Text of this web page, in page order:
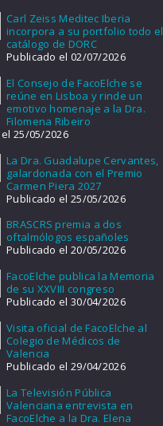
Carl Zeiss Meditec Iberia
incorpora a su portfolio todo el
catálogo de DORC
Publicado el 02/07/2026
El Consejo de FacoElche se
reúne en Lisboa y rinde un
emotivo homenaje a la Dra.
Filomena Ribeiro
25/05/2026
La Dra. Guadalupe Cervantes,
galardonada con el Premio
Carmen Piera 2027
Publicado el 25/05/2026
BRASCRS premia a dos
oftalmólogos españoles
Publicado el 20/05/2026
FacoElche publica la Memoria
de su XXVIII congreso
Publicado el 30/04/2026
Visita oficial de FacoElche al
Colegio de Médicos de
Valencia
Publicado el 29/04/2026
La Televisión Pública
Valenciana entrevista en
FacoElche a la Dra. Elena